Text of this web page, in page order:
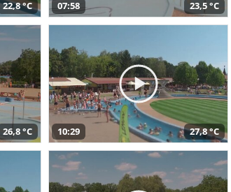
22,8 °C 07:58 23,5 °C
26,8 °C 10:29 27,8 °C